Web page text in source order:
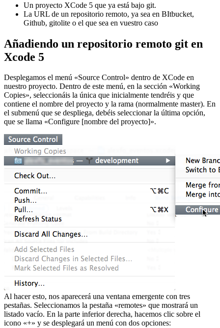
Un proyecto XCode 5 que ya está bajo git.
La URL de un repositorio remoto, ya sea en BItbucket,
Github, gitolite o el que sea en vuestro caso
Añadiendo un repositorio remoto git en
Xcode 5
Desplegamos el menú «Source Control» dentro de XCode en
nuestro proyecto. Dentro de este menú, en la sección «Working
Copies», seleccionáis la única que inicialmente tendréis y que
contiene el nombre del proyecto y la rama (normalmente master). En
el submenú que se despliega, debéis seleccionar la última opción,
que se llama «Configure [nombre del proyecto]».
Al hacer esto, nos aparecerá una ventana emergente con tres
pestañas. Seleccionamos la pestaña «remotes» que mostrará un
listado vacío. En la parte inferior derecha, hacemos clic sobre el
icono «+» y se desplegará un menú con dos opciones: